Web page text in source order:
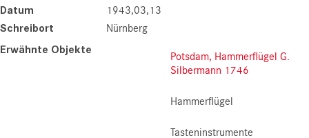
Datum 1943,03,13
Schreibort Nürnberg
Erwähnte Objekte
Potsdam, Hammerflügel G.
Silbermann 1746
Hammerflügel
Tasteninstrumente